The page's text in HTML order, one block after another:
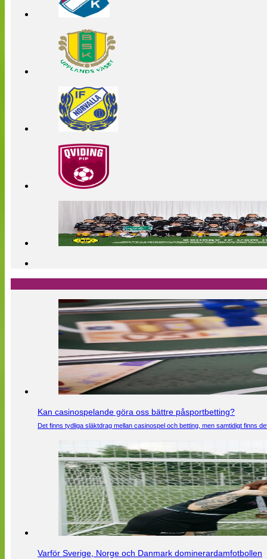
Kan casinospelande göra oss bättre påsportbetting?
Det finns tydliga släktdrag mellan casinospel och betting, men samtidigt finns
Varför Sverige, Norge och Danmark dominerardamfotbollen